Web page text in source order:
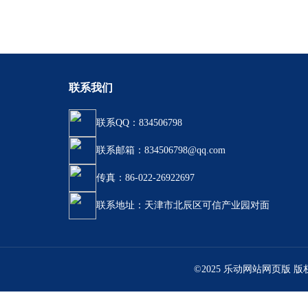
联系我们
联系QQ：834506798
联系邮箱：834506798@qq.com
传真：86-022-26922697
联系地址：天津市北辰区可信产业园对面
©2025 乐动网站网页版 版